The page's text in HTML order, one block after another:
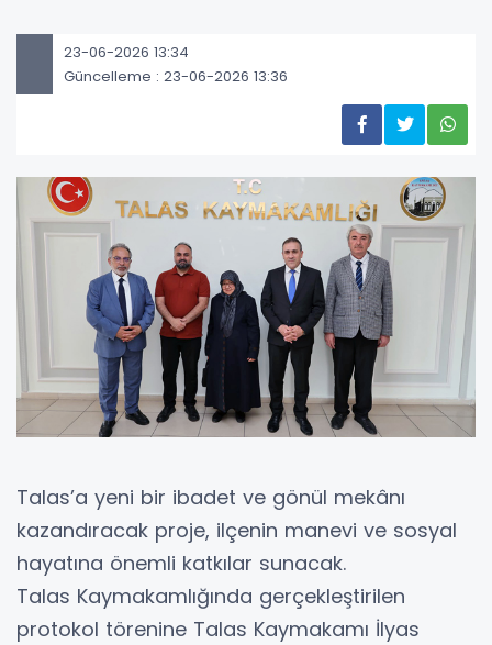
23-06-2026 13:34
Güncelleme : 23-06-2026 13:36
Talas’a yeni bir ibadet ve gönül mekânı
kazandıracak proje, ilçenin manevi ve sosyal
hayatına önemli katkılar sunacak.
Talas Kaymakamlığında gerçekleştirilen
protokol törenine Talas Kaymakamı İlyas